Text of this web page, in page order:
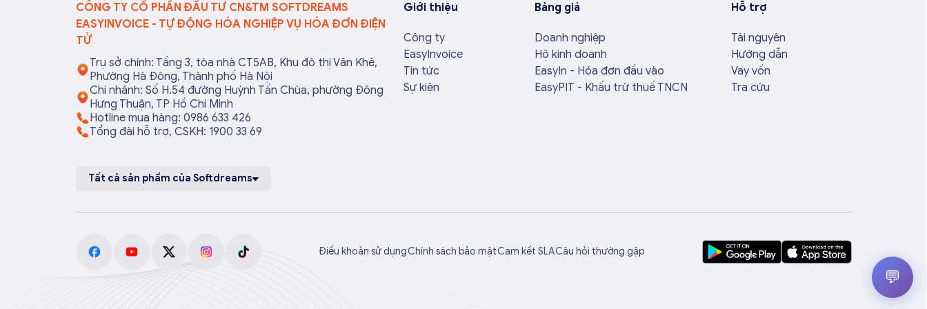
CÔNG TY CỔ PHẦN ĐẦU TƯ CN&TM SOFTDREAMS
EASYINVOICE - TỰ ĐỘNG HÓA NGHIỆP VỤ HÓA ĐƠN ĐIỆN
TỬ
Trụ sở chính: Tầng 3, tòa nhà CT5AB, Khu đô thị Văn Khê,
Phường Hà Đông, Thành phố Hà Nội
Chi nhánh: Số H.54 đường Huỳnh Tấn Chùa, phường Đông
Hưng Thuận, TP Hồ Chí Minh
Hotline mua hàng: 0986 633 426
Tổng đài hỗ trợ, CSKH: 1900 33 69
Giới thiệu
Công ty
EasyInvoice
Tin tức
Sự kiện
Bảng giá
Doanh nghiệp
Hộ kinh doanh
EasyIn - Hóa đơn đầu vào
EasyPIT - Khấu trừ thuế TNCN
Hỗ trợ
Tài nguyên
Hướng dẫn
Vay vốn
Tra cứu
Tất cả sản phẩm của Softdreams
Điều khoản sử dụngChính sách bảo mậtCam kết SLACâu hỏi thường gặp
💬